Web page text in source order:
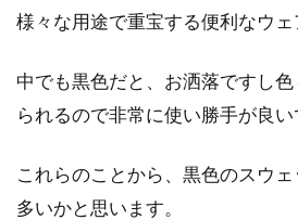
様々な用途で重宝する便利なウェ
中でも黒色だと、お洒落ですし
られるので非常に使い勝手が良い
これらのことから、黒色のスウ
多いかと思います。